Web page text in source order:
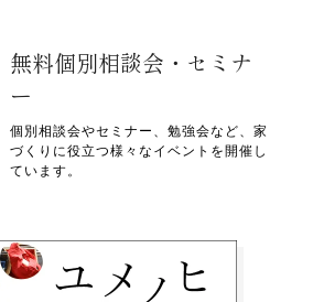
無料個別相談会・セミナ
ー
個別相談会やセミナー、勉強会など、家
づくりに役立つ様々なイベントを開催し
ています。